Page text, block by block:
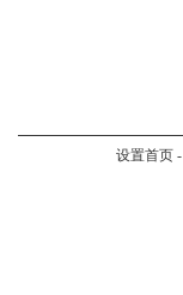
设置首页-